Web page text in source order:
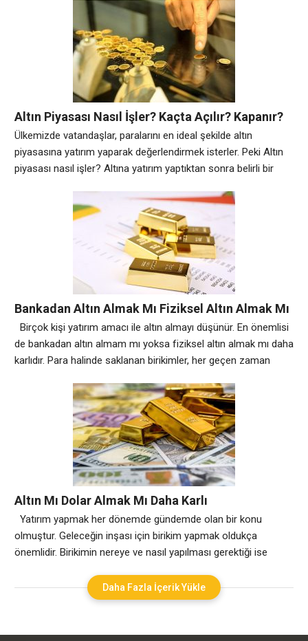
kapsamda yaşanan dalgalanmalar ile yatırımcılar
planlamalarını yapmak ve kâr zarar durumlarını hesaplamakta
gerekli durumlarda ileriye dönük planlamalar ile altına yatırım
Altın Piyasası Nasıl İşler? Kaçta Açılır? Kapanır?
Ülkemizde vatandaşlar, paralarını en ideal şekilde altın
piyasasına yatırım yaparak değerlendirmek isterler. Peki Altın
piyasası nasıl işler? Altına yatırım yaptıktan sonra belirli bir
olacaktır. Belirli saat aralığında faaliyet gösteren altın sektörü,
belli oranlar dahilinde iniş ve çıkışları olmaktadır. Altının cinsine
göre; çeyrek altın, yarım altın, tam altın ya
Bankadan Altın Almak Mı Fiziksel Altın Almak Mı
Karlı?
Birçok kişi yatırım amacı ile altın almayı düşünür. En önemlisi
de bankadan altın almam mı yoksa fiziksel altın almak mı daha
karlıdır. Para halinde saklanan birikimler, her geçen zaman
uğramaktadır. Paranın değeri düşerse saklanılan para değer
kaybına uğrar. Bir yerlere yatırım yaparak biriktirmek daha
faydalı olacaktır. Bunda da akla gelen
Altın Mı Dolar Almak Mı Daha Karlı
Yatırım yapmak her dönemde gündemde olan bir konu
olmuştur. Geleceğin inşası için birikim yapmak oldukça
önemlidir. Birikimin nereye ve nasıl yapılması gerektiği ise
güne gösterdiği değişiklik insanlarda bir köşede param olmalı,
birikim yapmalıyım isteği doğurmaktadır. Ancak çoğu zaman
verebilirler. Altın
Daha Fazla İçerik Yükle